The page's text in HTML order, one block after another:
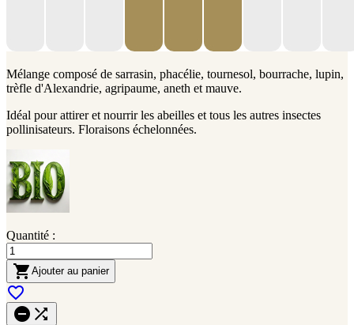
Mélange composé de sarrasin, phacélie, tournesol, bourrache, lupin,
trèfle d'Alexandrie, agripaume, aneth et mauve.
Idéal pour attirer et nourrir les abeilles et tous les autres insectes
pollinisateurs. Floraisons échelonnées.
Quantité :
 Ajouter au panier

 